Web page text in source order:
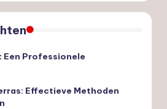
Een Professionele
Effectieve Methoden